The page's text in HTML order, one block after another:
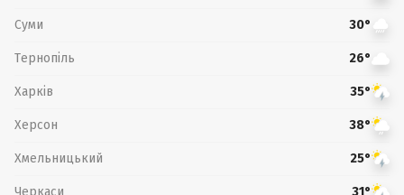
Суми 30°
Тернопіль 26°
Харків 35°
Херсон 38°
Хмельницький 25°
Черкаси 31°